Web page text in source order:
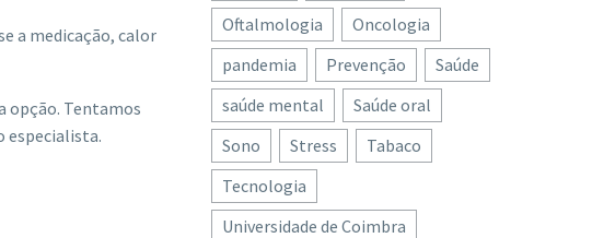
a medicação, calor
opção. Tentamos
especialista.
Oftalmologia
Oncologia
pandemia
Prevenção
Saúde
saúde mental
Saúde oral
Sono
Stress
Tabaco
Tecnologia
Universidade de Coimbra